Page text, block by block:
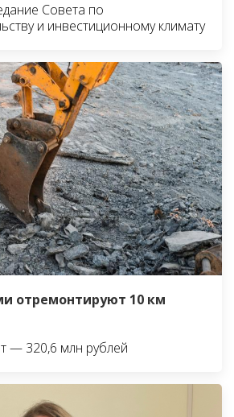
Совета по
и инвестиционному климату
отремонтируют 10 км
— 320,6 млн рублей